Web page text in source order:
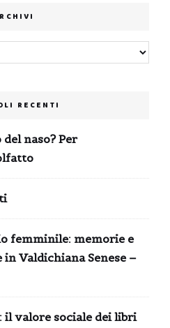
RECENTI
naso? Per
femminile: memorie e
Valdichiana Senese –
il valore sociale dei libri